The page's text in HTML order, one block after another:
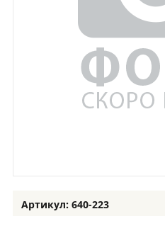
Артикул: 640-223